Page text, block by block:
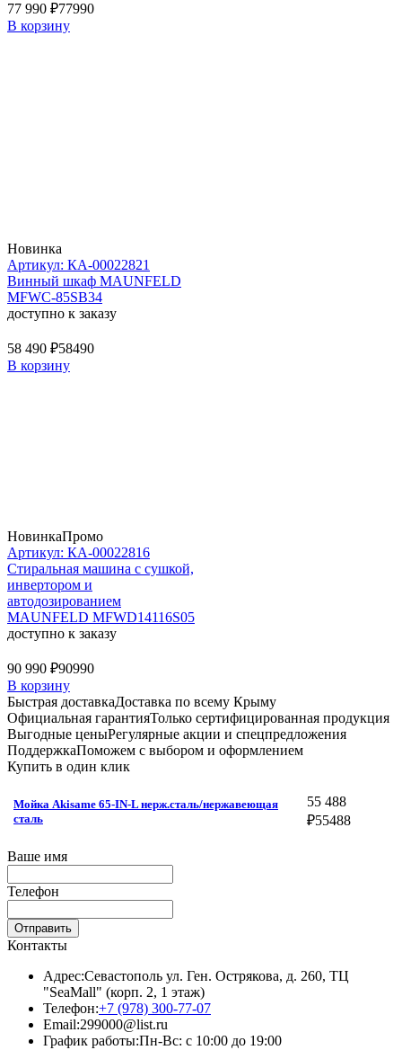
77 990 ₽77990
В корзину
Новинка
Артикул: КА-00022821
Винный шкаф MAUNFELD
MFWC-85SB34
доступно к заказу
58 490 ₽58490
В корзину
НовинкаПромо
Артикул: КА-00022816
Стиральная машина c сушкой,
инвертором и
автодозированием
MAUNFELD MFWD14116S05
доступно к заказу
90 990 ₽90990
В корзину
Быстрая доставкаДоставка по всему Крыму
Официальная гарантияТолько сертифицированная продукция
Выгодные ценыРегулярные акции и спецпредложения
ПоддержкаПоможем с выбором и оформлением
Купить в один клик
Мойка Akisame 65-IN-L нерж.сталь/нержавеющая
сталь
55 488
₽55488
Ваше имя
Телефон
Отправить
Контакты
Адрес:Севастополь ул. Ген. Острякова, д. 260, ТЦ
"SeaMall" (корп. 2, 1 этаж)
Телефон:+7 (978) 300-77-07
Email:299000@list.ru
График работы:Пн-Вс: с 10:00 до 19:00